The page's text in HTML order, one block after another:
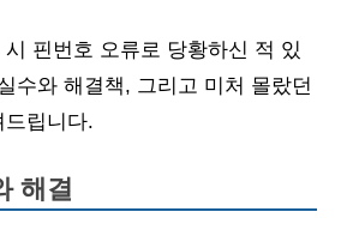
핀번호 오류로 당황하신 적 있
수와 해결책, 그리고 미처 몰랐던
드립니다.
해결